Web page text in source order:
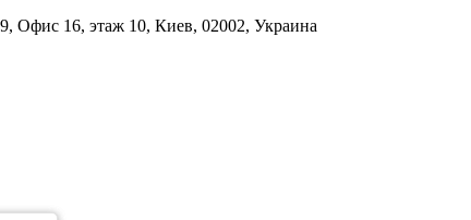
Офис 16, этаж 10, Киев, 02002, Украина